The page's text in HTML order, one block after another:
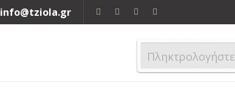
info@tziola.gr